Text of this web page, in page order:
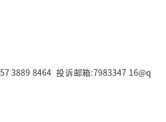
3889 8464 投诉邮箱:7983347 16@q